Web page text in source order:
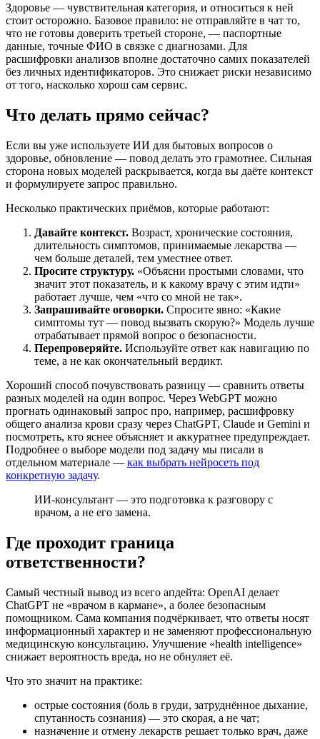
Здоровье — чувствительная категория, и относиться к ней
стоит осторожно. Базовое правило: не отправляйте в чат то,
что не готовы доверить третьей стороне, — паспортные
данные, точные ФИО в связке с диагнозами. Для
расшифровки анализов вполне достаточно самих показателей
без личных идентификаторов. Это снижает риски независимо
от того, насколько хорош сам сервис.
Что делать прямо сейчас?
Если вы уже используете ИИ для бытовых вопросов о
здоровье, обновление — повод делать это грамотнее. Сильная
сторона новых моделей раскрывается, когда вы даёте контекст
и формулируете запрос правильно.
Несколько практических приёмов, которые работают:
Давайте контекст. Возраст, хронические состояния,
длительность симптомов, принимаемые лекарства —
чем больше деталей, тем уместнее ответ.
Просите структуру. «Объясни простыми словами, что
значит этот показатель, и к какому врачу с этим идти»
работает лучше, чем «что со мной не так».
Запрашивайте оговорки. Спросите явно: «Какие
симптомы тут — повод вызвать скорую?» Модель лучше
отрабатывает прямой вопрос о безопасности.
Перепроверяйте. Используйте ответ как навигацию по
теме, а не как окончательный вердикт.
Хороший способ почувствовать разницу — сравнить ответы
разных моделей на один вопрос. Через WebGPT можно
прогнать одинаковый запрос про, например, расшифровку
общего анализа крови сразу через ChatGPT, Claude и Gemini и
посмотреть, кто яснее объясняет и аккуратнее предупреждает.
Подробнее о выборе модели под задачу мы писали в
отдельном материале — как выбрать нейросеть под
конкретную задачу.
ИИ-консультант — это подготовка к разговору с
врачом, а не его замена.
Где проходит граница
ответственности?
Самый честный вывод из всего апдейта: OpenAI делает
ChatGPT не «врачом в кармане», а более безопасным
помощником. Сама компания подчёркивает, что ответы носят
информационный характер и не заменяют профессиональную
медицинскую консультацию. Улучшение «health intelligence»
снижает вероятность вреда, но не обнуляет её.
Что это значит на практике:
острые состояния (боль в груди, затруднённое дыхание,
спутанность сознания) — это скорая, а не чат;
назначение и отмену лекарств решает только врач, даже